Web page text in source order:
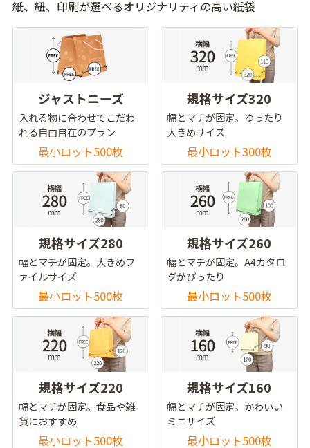
紙、紐、印刷が選べるオリジナリティの高い紙袋
ジャストニーズ
入れる物に合わせてこだわ
れる自由自在のプラン
最小ロット500枚
規格サイズ320
幅とマチが固定。ゆったり
大きめサイズ
最小ロット300枚
規格サイズ280
幅とマチが固定。大きめフ
ァイルサイズ
最小ロット500枚
規格サイズ260
幅とマチが固定。A4カタロ
グがぴったり
最小ロット500枚
規格サイズ220
幅とマチが固定。食品や雑
貨におすすめ
最小ロット500枚
規格サイズ160
幅とマチが固定。かわいい
ミニサイズ
最小ロット500枚